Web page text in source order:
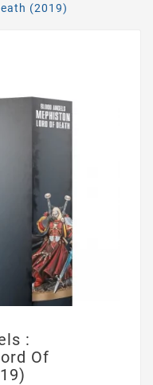
(2019)
:
Of